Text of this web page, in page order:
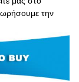
την